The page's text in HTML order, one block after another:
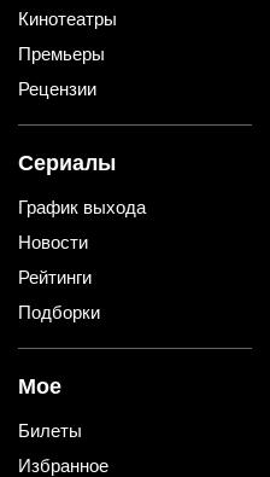
Кинотеатры
Премьеры
Рецензии
Сериалы
График выхода
Новости
Рейтинги
Подборки
Мое
Билеты
Избранное